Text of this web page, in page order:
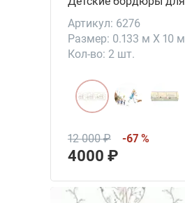
Артикул: 6276
Размер: 0.133 м X 10 м
Кол-во: 2 шт.
12 000 ₽ -67 %
4000 ₽